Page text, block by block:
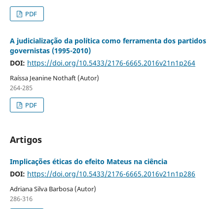
PDF
A judicialização da política como ferramenta dos partidos
governistas (1995-2010)
DOI: https://doi.org/10.5433/2176-6665.2016v21n1p264
Raíssa Jeanine Nothaft (Autor)
264-285
PDF
Artigos
Implicações éticas do efeito Mateus na ciência
DOI: https://doi.org/10.5433/2176-6665.2016v21n1p286
Adriana Silva Barbosa (Autor)
286-316